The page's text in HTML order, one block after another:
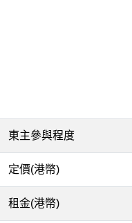
東主參與程度
定價(港幣)
租金(港幣)